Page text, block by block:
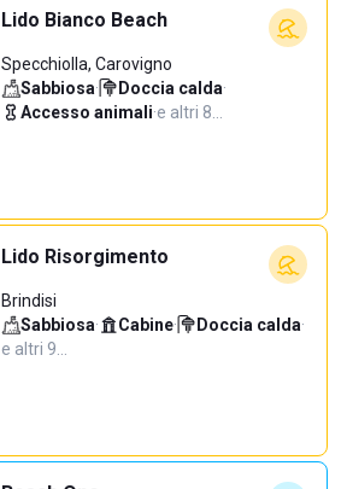
Lido Bianco Beach
Specchiolla, Carovigno
Sabbiosa· Doccia calda·
Accesso animali·e altri 8…
Lido Risorgimento
Brindisi
Sabbiosa· Cabine· Doccia calda·
e altri 9…